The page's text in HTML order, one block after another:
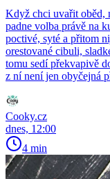
Když chci uvařit oběd,
padne volba právě na
poctivé, syté a přitom
orestované cibuli,
tomu sedí překvapivě
z ní není jen obyčejná
Cooky.cz
dnes, 12:00
4 min